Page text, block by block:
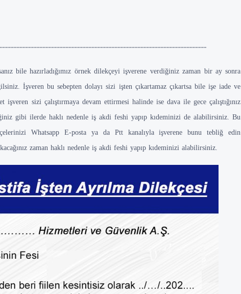
bile hazırladığımız örnek dilekçeyi işverene verdiğiniz zaman bir ay sonra
İşveren bu sebepten dolayı sizi işten çıkartamaz çıkartsa bile işe iade ve
işveren sizi çalıştırmaya devam ettirmesi halinde ise dava ile gece çalıştığınız
gibi ilerde haklı nedenle iş akdi feshi yapıp kıdeminizi de alabilirsiniz. Bu
Whatsapp E-posta ya da Ptt kanalıyla işverene bunu tebliğ edin
zaman haklı nedenle iş akdi feshi yapıp kıdeminizi alabilirsiniz.